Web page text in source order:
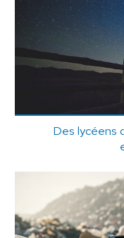
Des lycéens